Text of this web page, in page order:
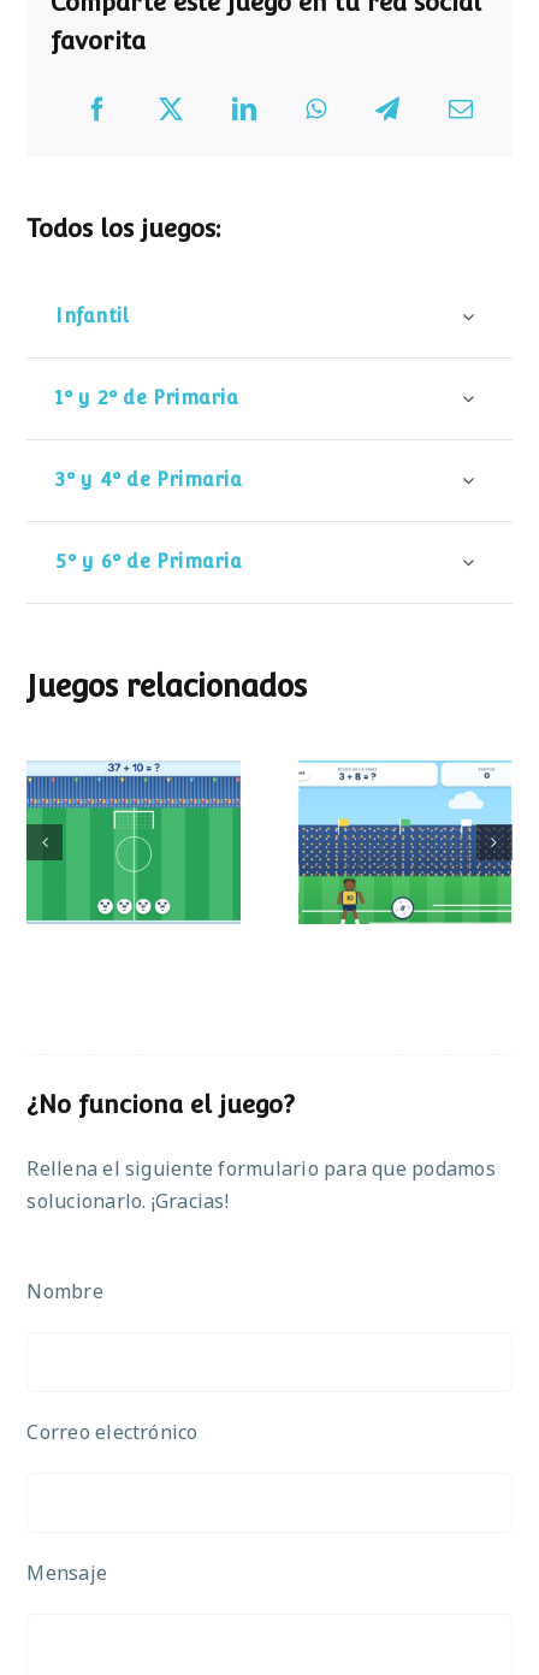
favorita
Todos los juegos:
Infantil
1º y 2º de Primaria
3º y 4º de Primaria
5º y 6º de Primaria
Juegos relacionados
Mundial de
operaciones
Partido de sumas
¿No funciona el juego?
Rellena el siguiente formulario para que podamos
solucionarlo. ¡Gracias!
Nombre
Correo electrónico
Mensaje